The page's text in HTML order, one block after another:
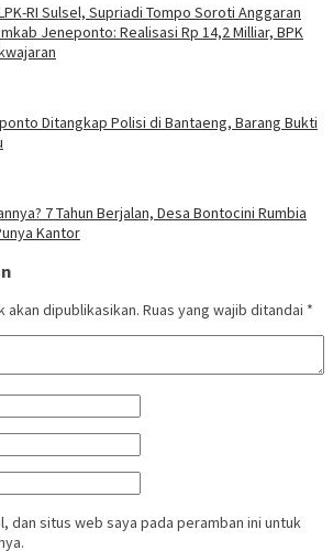
RI Sulsel, Supriadi Tompo Soroti Anggaran
Jeneponto: Realisasi Rp 14,2 Milliar, BPK
Ditangkap Polisi di Bantaeng, Barang Bukti
7 Tahun Berjalan, Desa Bontocini Rumbia
Kantor
akan dipublikasikan. Ruas yang wajib ditandai *
dan situs web saya pada peramban ini untuk